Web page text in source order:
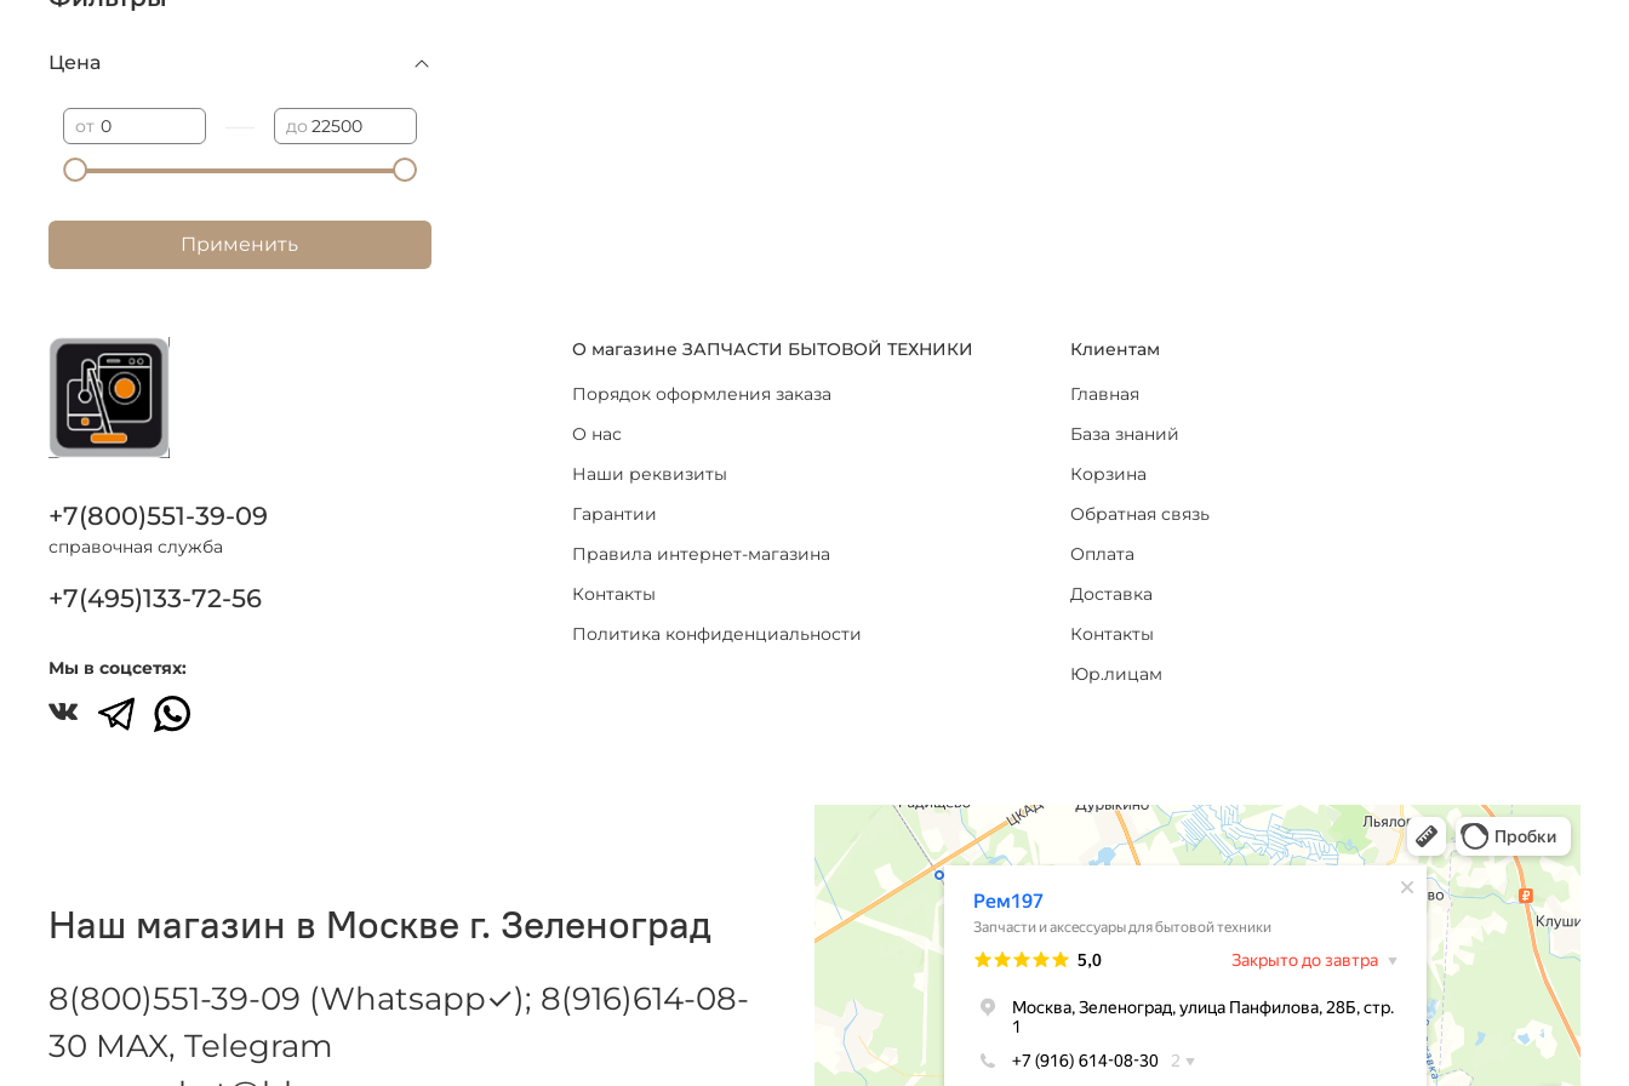
Цена
от до
Применить
О магазине ЗАПЧАСТИ БЫТОВОЙ ТЕХНИКИ
Порядок оформления заказа
О нас
Наши реквизиты
Гарантии
Правила интернет-магазина
Контакты
Политика конфиденциальности
Клиентам
Главная
База знаний
Корзина
Обратная связь
Оплата
Доставка
Контакты
Юр.лицам
+7(800)551-39-09
справочная служба
+7(495)133-72-56
Мы в соцсетях:
Наш магазин в Москве г. Зеленоград
8(800)551-39-09 (Whatsapp✓); 8(916)614-08-
30 MAX, Telegram